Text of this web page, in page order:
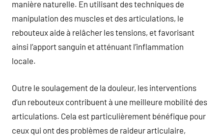
manière naturelle. En utilisant des techniques de
manipulation des muscles et des articulations, le
rebouteux aide à relâcher les tensions, et favorisant
ainsi l’apport sanguin et atténuant l’inflammation
locale.
Outre le soulagement de la douleur, les interventions
d’un rebouteux contribuent à une meilleure mobilité des
articulations. Cela est particulièrement bénéfique pour
ceux qui ont des problèmes de raideur articulaire,